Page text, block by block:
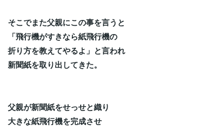
そこでまた父親にこの事を言うと
「飛行機がすきなら紙飛行機の
折り方を教えてやるよ」と言われ
新聞紙を取り出してきた。
父親が新聞紙をせっせと織り
大きな紙飛行機を完成させ